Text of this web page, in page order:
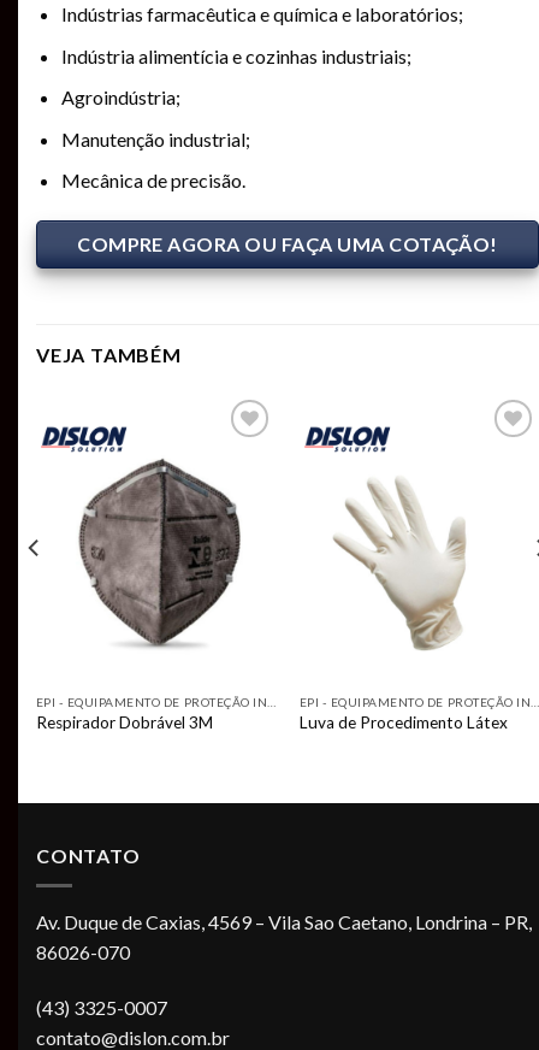
Indústrias farmacêutica e química e laboratórios;
Indústria alimentícia e cozinhas industriais;
Agroindústria;
Manutenção industrial;
Mecânica de precisão.
COMPRE AGORA OU FAÇA UMA COTAÇÃO!
VEJA TAMBÉM
Add to
wishlist
Respirador Dobrável 3M Luva de Procedimento Látex
CONTATO
Av. Duque de Caxias, 4569 – Vila Sao Caetano, Londrina – PR,
86026-070
(43) 3325-0007
contato@dislon.com.br